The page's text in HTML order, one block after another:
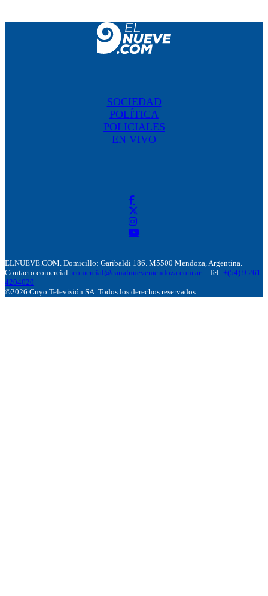
SOCIEDAD
POLÍTICA
POLICIALES
EN VIVO
ELNUEVE.COM. Domicillo: Garibaldi 186. M5500 Mendoza, Argentina.
Contacto comercial: comercial@canalnuevemendoza.com.ar – Tel: +(54) 9 261
4204020
©2026 Cuyo Televisión SA. Todos los derechos reservados